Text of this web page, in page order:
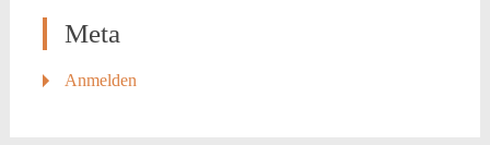
Meta
Anmelden